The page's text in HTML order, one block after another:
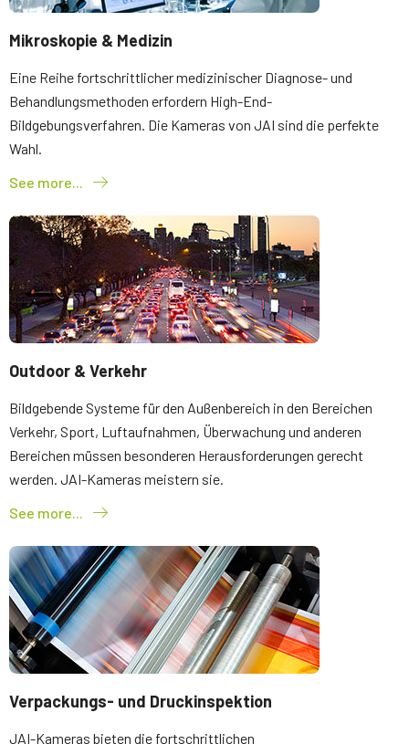
Mikroskopie & Medizin
Eine Reihe fortschrittlicher medizinischer Diagnose- und
Behandlungsmethoden erfordern High-End-
Bildgebungsverfahren. Die Kameras von JAI sind die perfekte
Wahl.
See more...
Outdoor & Verkehr
Bildgebende Systeme für den Außenbereich in den Bereichen
Verkehr, Sport, Luftaufnahmen, Überwachung und anderen
Bereichen müssen besonderen Herausforderungen gerecht
werden. JAI-Kameras meistern sie.
See more...
Verpackungs- und Druckinspektion
JAI-Kameras bieten die fortschrittlichen